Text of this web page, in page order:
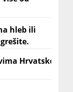
hleb ili
Hrvatske